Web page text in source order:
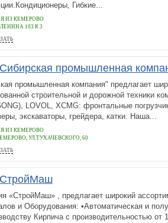
Гибкие...
ИЗ КЕМЕРОВО
103 К 3
904
промышленная
промышленная компания" предлагает
строительной и дорожной техники
LOVOL, XCMG: фронтальные
экскаваторы, грейдера, катки. Наша...
ИЗ КЕМЕРОВО
УЛ.ТУХАЧЕВСКОГО, 60
21-01, 31-21-00
«СтройМаш» , предлагает широкий
и Оборудования: •Автоматическая и
Кирпича с производительностью от